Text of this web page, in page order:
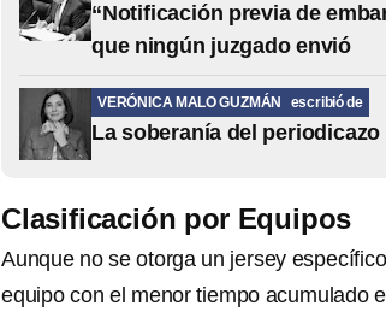
“Notificación previa de
que ningún juzgado envió
VERÓNICA MALO GUZMÁN escribió de
La soberanía del periodicazo
Clasificación por Equipos
Aunque no se otorga un jersey
equipo con el menor tiempo acumulado